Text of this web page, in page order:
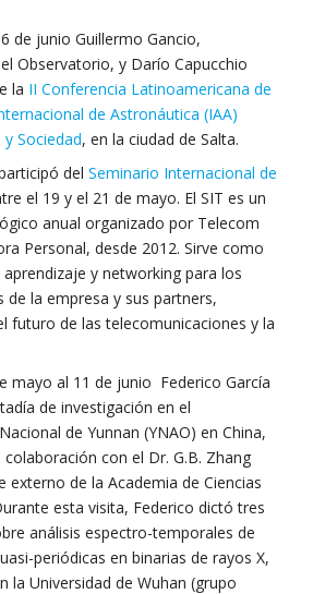
de junio Guillermo Gancio,
Observatorio, y Darío Capucchio
la II Conferencia Latinoamericana de
de Astronáutica (IAA)
Sociedad, en la ciudad de Salta.
del Seminario Internacional de
el 19 y el 21 de mayo. El SIT es un
anual organizado por Telecom
Personal, desde 2012. Sirve como
y networking para los
de la empresa y sus partners,
futuro de las telecomunicaciones y la
mayo al 11 de junio Federico García
de investigación en el
de Yunnan (YNAO) en China,
con el Dr. G.B. Zhang
externo de la Academia de Ciencias
esta visita, Federico dictó tres
análisis espectro-temporales de
periódicas en binarias de rayos X,
la Universidad de Wuhan (grupo